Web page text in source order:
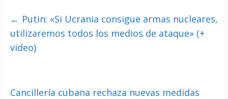
← Putin: «Si Ucrania consigue armas nucleares,
utilizaremos todos los medios de ataque» (+
video)
Cancillería cubana rechaza nuevas medidas